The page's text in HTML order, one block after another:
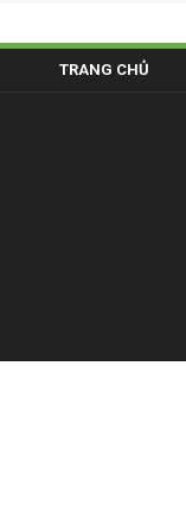
TRANG CHỦ